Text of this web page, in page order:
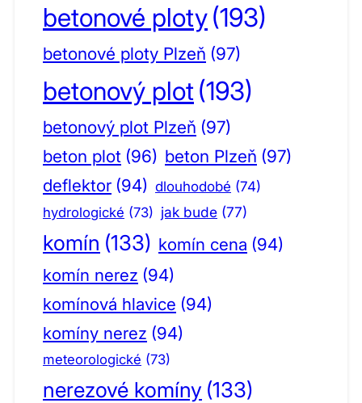
betonové ploty(193)
betonové ploty Plzeň (97)
betonový plot (193)
betonový plot Plzeň (97)
beton plot (96) beton Plzeň (97)
deflektor (94) dlouhodobé (74)
hydrologické (73) jak bude (77)
komín (133) komín cena (94)
komín nerez (94)
komínová hlavice (94)
komíny nerez (94)
meteorologické (73)
nerezové komíny (133)